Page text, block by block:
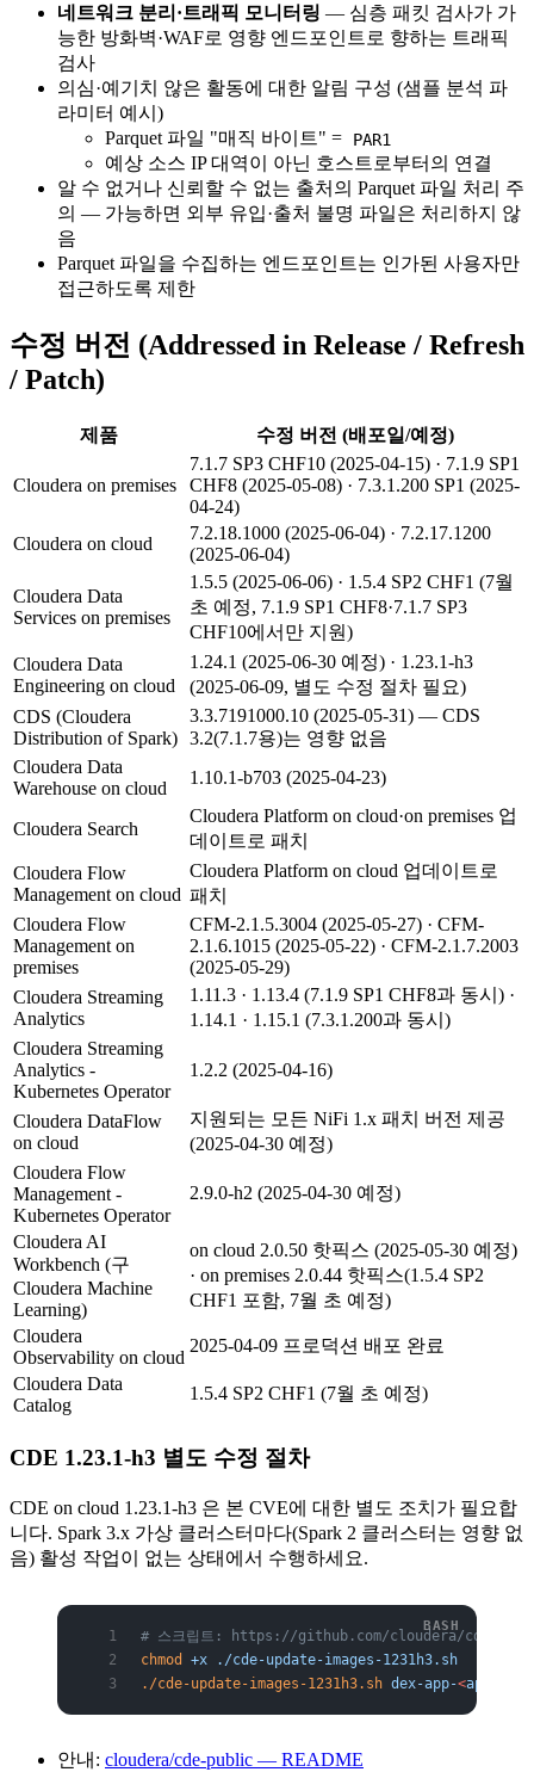
네트워크 분리·트래픽 모니터링 — 심층 패킷 검사가 가
능한 방화벽·WAF로 영향 엔드포인트로 향하는 트래픽
검사
의심·예기치 않은 활동에 대한 알림 구성 (샘플 분석 파
라미터 예시)
Parquet 파일 "매직 바이트" =
PAR1
예상 소스 IP 대역이 아닌 호스트로부터의 연결
알 수 없거나 신뢰할 수 없는 출처의 Parquet 파일 처리 주
의 — 가능하면 외부 유입·출처 불명 파일은 처리하지 않
음
Parquet 파일을 수집하는 엔드포인트는 인가된 사용자만
접근하도록 제한
수정 버전 (Addressed in Release / Refresh
/ Patch)
제품 수정 버전 (배포일/예정)
Cloudera on premises
7.1.7 SP3 CHF10 (2025-04-15) · 7.1.9 SP1
CHF8 (2025-05-08) · 7.3.1.200 SP1 (2025-
04-24)
Cloudera on cloud
7.2.18.1000 (2025-06-04) · 7.2.17.1200
(2025-06-04)
Cloudera Data
Services on premises
1.5.5 (2025-06-06) · 1.5.4 SP2 CHF1 (7월
초 예정, 7.1.9 SP1 CHF8·7.1.7 SP3
CHF10에서만 지원)
Cloudera Data
Engineering on cloud
1.24.1 (2025-06-30 예정) · 1.23.1-h3
(2025-06-09, 별도 수정 절차 필요)
CDS (Cloudera
Distribution of Spark)
3.3.7191000.10 (2025-05-31) — CDS
3.2(7.1.7용)는 영향 없음
Cloudera Data
Warehouse on cloud
1.10.1-b703 (2025-04-23)
Cloudera Search
Cloudera Platform on cloud·on premises 업
데이트로 패치
Cloudera Flow
Management on cloud
Cloudera Platform on cloud 업데이트로
패치
Cloudera Flow
Management on
premises
CFM-2.1.5.3004 (2025-05-27) · CFM-
2.1.6.1015 (2025-05-22) · CFM-2.1.7.2003
(2025-05-29)
Cloudera Streaming
Analytics
1.11.3 · 1.13.4 (7.1.9 SP1 CHF8과 동시) ·
1.14.1 · 1.15.1 (7.3.1.200과 동시)
Cloudera Streaming
Analytics -
Kubernetes Operator
1.2.2 (2025-04-16)
Cloudera DataFlow
on cloud
지원되는 모든 NiFi 1.x 패치 버전 제공
(2025-04-30 예정)
Cloudera Flow
Management -
Kubernetes Operator
2.9.0-h2 (2025-04-30 예정)
Cloudera AI
Workbench (구
Cloudera Machine
Learning)
on cloud 2.0.50 핫픽스 (2025-05-30 예정)
· on premises 2.0.44 핫픽스(1.5.4 SP2
CHF1 포함, 7월 초 예정)
Cloudera
Observability on cloud
2025-04-09 프로덕션 배포 완료
Cloudera Data
Catalog
1.5.4 SP2 CHF1 (7월 초 예정)
CDE 1.23.1-h3 별도 수정 절차
CDE on cloud 1.23.1-h3 은 본 CVE에 대한 별도 조치가 필요합
니다. Spark 3.x 가상 클러스터마다(Spark 2 클러스터는 영향 없
음) 활성 작업이 없는 상태에서 수행하세요.
# 스크립트: https://github.com/cloudera/cde-
chmod
+x ./cde-update-images-1231h3.sh
./cde-update-images-1231h3.sh dex-app-<appi
안내: cloudera/cde-public — README